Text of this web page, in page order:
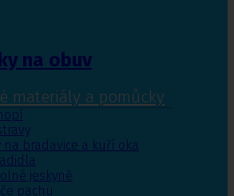
na obuv
materiály a pomůcky
na bradavice a kuří oka
jeskyně
pachu